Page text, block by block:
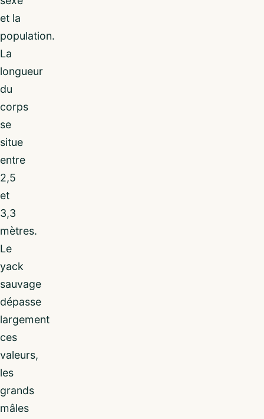
et la
population.
La
longueur
du
corps
se
situe
entre
2,5
et
3,3
mètres.
Le
yack
sauvage
dépasse
largement
ces
valeurs,
les
grands
mâles